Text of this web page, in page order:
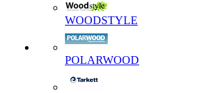
WOODSTYLE
POLARWOOD